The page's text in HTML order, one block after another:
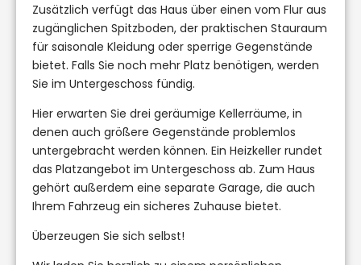
Zusätzlich verfügt das Haus über einen vom Flur aus
zugänglichen Spitzboden, der praktischen Stauraum
für saisonale Kleidung oder sperrige Gegenstände
bietet. Falls Sie noch mehr Platz benötigen, werden
Sie im Untergeschoss fündig.
Hier erwarten Sie drei geräumige Kellerräume, in
denen auch größere Gegenstände problemlos
untergebracht werden können. Ein Heizkeller rundet
das Platzangebot im Untergeschoss ab. Zum Haus
gehört außerdem eine separate Garage, die auch
Ihrem Fahrzeug ein sicheres Zuhause bietet.
Überzeugen Sie sich selbst!